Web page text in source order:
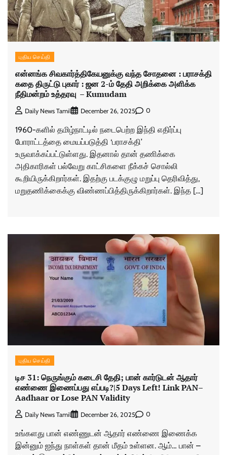
புதிய செய்தி
என்னங்க சிவகார்த்திகேயனுக்கு வந்த சோதனை : பராசக்தி
கதை திருட்டு புகார் : ஜன 2-ம் தேதி அறிக்கை அளிக்க
நீதிமன்றம் உத்தரவு – Kumudam
Daily News Tamil December 26, 2025 0
1960-களில் தமிழ்நாட்டில் நடைபெற்ற இந்தி எதிர்ப்பு
போராட்டத்தை மையப்படுத்தி ‘பராசக்தி’
உருவாக்கப்பட்டுள்ளது. இதனால் தான் தணிக்கை
அதிகாரிகள் பல்வேறு காட்சிகளை நீக்கச் சொல்லி
கூறியிருக்கிறார்கள். இதற்கு படக்குழு மறுப்பு தெரிவித்து,
மறுதணிக்கைக்கு விண்ணப்பித்திருக்கிறார்கள். இந்த […]
புதிய செய்தி
டிச 31: நெருங்கும் கடைசி தேதி; பான் கார்டுடன் ஆதார்
எண்ணை இணைப்பது எப்படி?|5 Days Left! Link PAN–
Aadhaar or Lose PAN Validity
Daily News Tamil December 26, 2025 0
உங்களது பான் எண்ணுடன் ஆதார் எண்ணை இணைக்க
இன்னும் ஐந்து நாள்கள் தான் மீதம் உள்ளன. ஆம்… பான் –